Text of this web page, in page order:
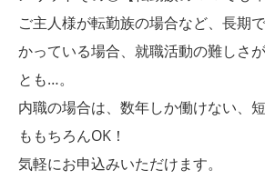
ご主人様が転勤族の場合など、長期
かっている場合、就職活動の難しさ
とも…。
内職の場合は、数年しか働けない、
ももちろんOK！
気軽にお申込みいただけます。